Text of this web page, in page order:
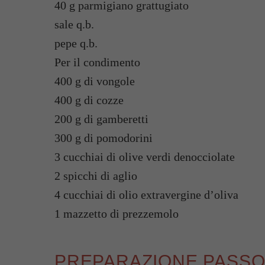
40 g parmigiano grattugiato
sale q.b.
pepe q.b.
Per il condimento
400 g di vongole
400 g di cozze
200 g di gamberetti
300 g di pomodorini
3 cucchiai di olive verdi denocciolate
2 spicchi di aglio
4 cucchiai di olio extravergine d’oliva
1 mazzetto di prezzemolo